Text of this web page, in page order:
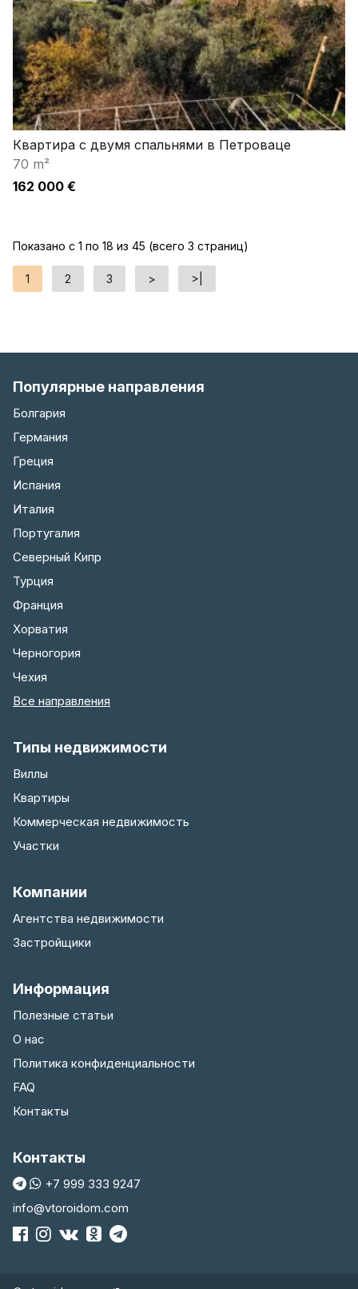
Квартира с двумя спальнями в Петроваце
70 m²
162 000 €
Показано с 1 по 18 из 45 (всего 3 страниц)
1 2 3 > >|
Популярные направления
Болгария
Германия
Греция
Испания
Италия
Португалия
Северный Кипр
Турция
Франция
Хорватия
Черногория
Чехия
Все направления
Типы недвижимости
Виллы
Квартиры
Коммерческая недвижимость
Участки
Компании
Агентства недвижимости
Застройщики
Информация
Полезные статьи
О нас
Политика конфиденциальности
FAQ
Контакты
Контакты
+7 999 333 9247
info@vtoroidom.com